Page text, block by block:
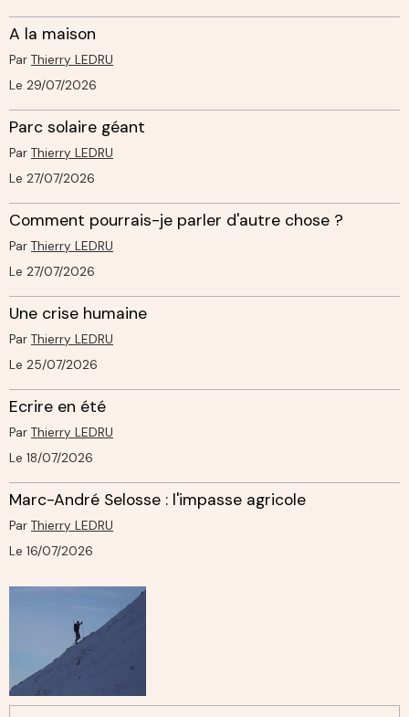
A la maison
Par Thierry LEDRU
Le 29/07/2026
Parc solaire géant
Par Thierry LEDRU
Le 27/07/2026
Comment pourrais-je parler d'autre chose ?
Par Thierry LEDRU
Le 27/07/2026
Une crise humaine
Par Thierry LEDRU
Le 25/07/2026
Ecrire en été
Par Thierry LEDRU
Le 18/07/2026
Marc-André Selosse : l'impasse agricole
Par Thierry LEDRU
Le 16/07/2026